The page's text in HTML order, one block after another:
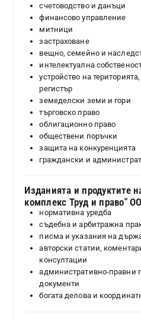
счетоводство и данъци
финансово управление
митници
застраховане
вещно, семейно и
интелектуална
устройство на
регистър
земеделски земи и гори
търговско право
облигационно право
обществени поръчки
защита на конкуренцията
граждански и
Изданията и продуктите
комплекс Труд и право"
нормативна уредба
съдебна и арбитражна
писма и указания на
авторски статии,
консултации
административно-правни
документи
богата делова и